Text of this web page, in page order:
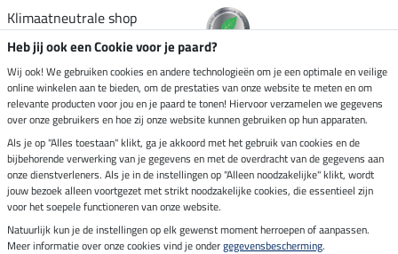
Klimaatneutrale shop
Verzending per
Veilig betalen met
Impressum
Heb jij ook een Cookie voor je paard?
Wij ook! We gebruiken cookies en andere technologieën om je een optimale en veilige
online winkelen aan te bieden, om de prestaties van onze website te meten en om
relevante producten voor jou en je paard te tonen! Hiervoor verzamelen we gegevens
over onze gebruikers en hoe zij onze website kunnen gebruiken op hun apparaten.
Als je op "Alles toestaan" klikt, ga je akkoord met het gebruik van cookies en de
bijbehorende verwerking van je gegevens en met de overdracht van de gegevens aan
onze dienstverleners. Als je in de instellingen op "Alleen noodzakelijke" klikt, wordt
jouw bezoek alleen voortgezet met strikt noodzakelijke cookies, die essentieel zijn
voor het soepele functioneren van onze website.
Natuurlijk kun je de instellingen op elk gewenst moment herroepen of aanpassen.
Meer informatie over onze cookies vind je ondergegevensbescherming.